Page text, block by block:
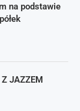
na podstawie
Z JAZZEM